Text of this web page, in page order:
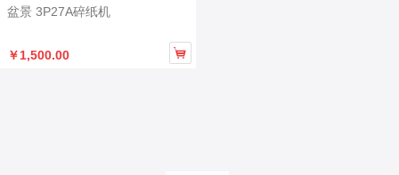
盆景 3P27A碎纸机
￥1,500.00 